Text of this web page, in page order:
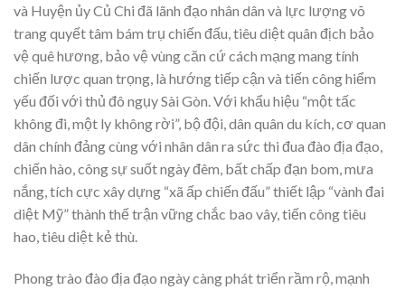
và Huyện ủy Củ Chi đã lãnh đạo nhân dân và lực lượng võ
trang quyết tâm bám trụ chiến đấu, tiêu diệt quân địch bảo
vệ quê hương, bảo vệ vùng căn cứ cách mạng mang tính
chiến lược quan trọng, là hướng tiếp cận và tiến công hiểm
yếu đối với thủ đô ngụy Sài Gòn. Với khẩu hiệu “một tấc
không đi, một ly không rời”, bộ đội, dân quân du kích, cơ quan
dân chính đảng cùng với nhân dân ra sức thi đua đào địa đạo,
chiến hào, công sự suốt ngày đêm, bất chấp đạn bom, mưa
nắng, tích cực xây dựng “xã ấp chiến đấu” thiết lập “vành đai
diệt Mỹ” thành thế trận vững chắc bao vây, tiến công tiêu
hao, tiêu diệt kẻ thù.
Phong trào đào địa đạo ngày càng phát triển rầm rộ, mạnh